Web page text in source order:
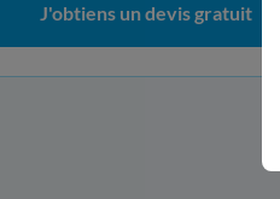
J'obtiens un devis gratuit